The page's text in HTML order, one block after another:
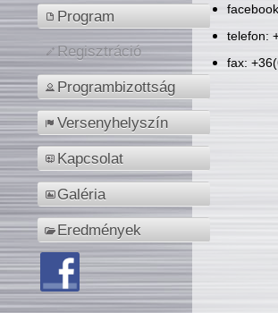
Program
Regisztráció
Programbizottság
Versenyhelyszín
Kapcsolat
Galéria
Eredmények
telefon:
fax: